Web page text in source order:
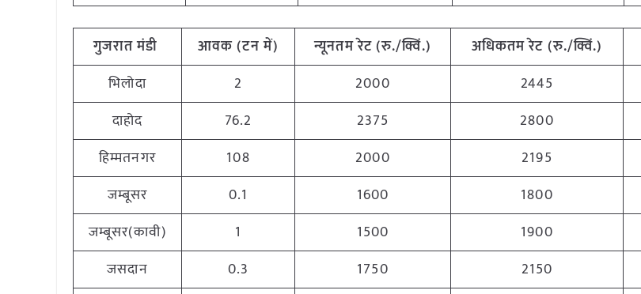
गुजरातमंडी आवक (टनमें) न्यूनतमरेट (रु./क्विं.) अधिकतमरेट (रु./क्विं.)
भिलोदा
2 2000 2445
दाहोद
76.2 2375 2800
हिम्मतनगर
108 2000 2195
जम्बूसर
0.1 1600 1800
जम्बूसर(कावी)
1 1500 1900
जसदान
0.3 1750 2150